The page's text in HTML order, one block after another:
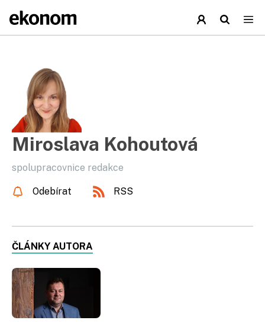
Miroslava Kohoutová
spolupracovnice redakce
Odebírat RSS
ČLÁNKY AUTORA